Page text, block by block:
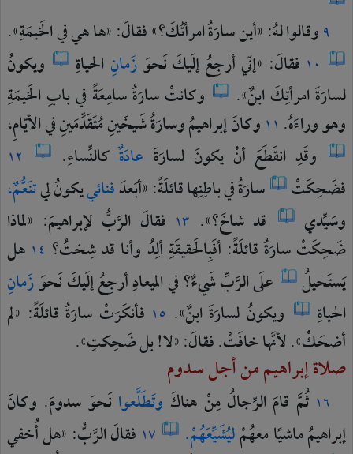
٩وقالوالهُ:«أينسارَةُامرأتُكَ؟»فقالَ:«هاهيفيالخَيمَةِ».
١٠ فقالَ: «إنّيأرجِعُإلَيكَنَحوَزَمانِالحياةِ
ويكونُ
لسارَةَامرأتِكَابنٌ». وكانتْسارَةُسامِعَةًفيبابِالخَيمَةِ
وهووراءَهُ. ١١ وكانَإبراهيمُوسارَةُشَيخَينِمُتَقَدِّمَينِفيالأيّامِ،
وقَدِ انقَطَعَ أنْيكونَ لسارَةَ عادَةٌ كالنِّساءِ. ١٢
فضَحِكَتْ سارَةُفيباطِنِهاقائلَةً:«أبَعدَفنائييكونُليتنَعُّمٌ،
وسَيِّدي
قدشاخَ؟». ١٣ فقالَ الرَّبُّ لإبراهيمَ: «لماذا
ضَحِكَتْسارَةُقائلَةً: أفَبِالحَقيقَةِألِدُوأناقدشِختُ؟ ١٤ هل
يَستَحيلُ
علَىالرَّبِّشَيءٌ؟فيالميعادِأرجِعُإلَيكَنَحوَزَمانِ
الحياةِ
ويكونُ لسارَةَابنٌ». ١٥ فأنكَرَتْ سارَةُقائلَةً: «لم
أضحَكْ».لأنَّهاخافَتْ.فقالَ:«لا!بلضَحِكتِ».
صلاة إبراهيم من أجل سدوم
١٦ ثُمَّ قامَالرِّجالُمِنْهناكَ وتَطَلَّعوانَحوَسدومَ. وكانَ
إبراهيمُماشيًامعهُمْليُشَيِّعَهُمْ. ١٧ فقالَالرَّبُّ:«هلأُخفي